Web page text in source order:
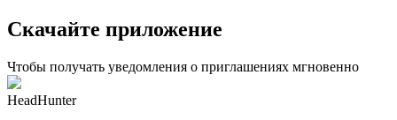
Скачайте приложение
Чтобы получать уведомления о приглашениях мгновенно
HeadHunter